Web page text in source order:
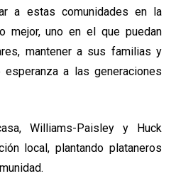
a estas comunidades en la
mejor, uno en el que puedan
mantener a sus familias y
a las generaciones
Williams-Paisley y Huck
local, plantando plataneros